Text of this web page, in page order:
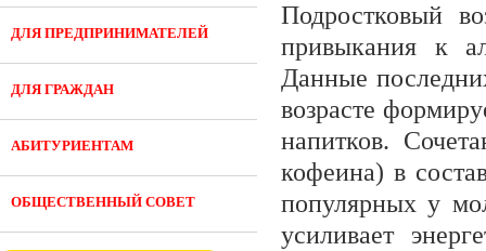
ДЛЯ ПРЕДПРИНИМАТЕЛЕЙ
ДЛЯ ГРАЖДАН
АБИТУРИЕНТАМ
ОБЩЕСТВЕННЫЙ СОВЕТ
Подростковый
привыкания к
Данные
возрасте
напитков.
кофеина) в
популярных у
усиливает